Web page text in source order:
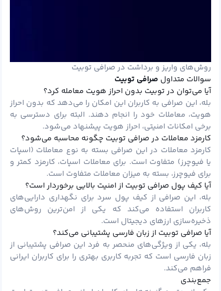
روش‌های واریز و برداشت در صرافی توبیت
سوالات متداول صرافی توبیت
آیا می‌توان در توبیت بدون احراز هویت معامله کرد؟
بله، این صرافی به کاربران این امکان را می‌دهد که بدون احراز
هویت، معاملات خود را انجام دهند. البته برای دسترسی به
برخی امکانات امنیتی، احراز هویت پیشنهاد می‌شود.
کارمزد معاملات در صرافی توبیت چگونه محاسبه می‌شود؟
کارمزد معاملات در این صرافی بسته به نوع معاملات (اسپات
یا فیوچرز) متفاوت است. برای معاملات اسپات، کارمزد کمتر و
برای فیوچرز، بسته به میزان معاملات متفاوت است.
آیا کیف پول صرافی توبیت از امنیت بالایی برخوردار است؟
بله، این صرافی از کیف پول سرد برای نگهداری دارایی‌های
کاربران استفاده می‌کند که یکی از امن‌ترین روش‌های
ذخیره‌سازی ارزهای دیجیتال است.
آیا صرافی توبیت از زبان فارسی پشتیبانی می‌کند؟
بله، یکی از ویژگی‌های منحصر به فرد این صرافی پشتیبانی از
زبان فارسی است که تجربه کاربری بهتری را برای کاربران ایرانی
فراهم می‌کند.
جمع‌بندی